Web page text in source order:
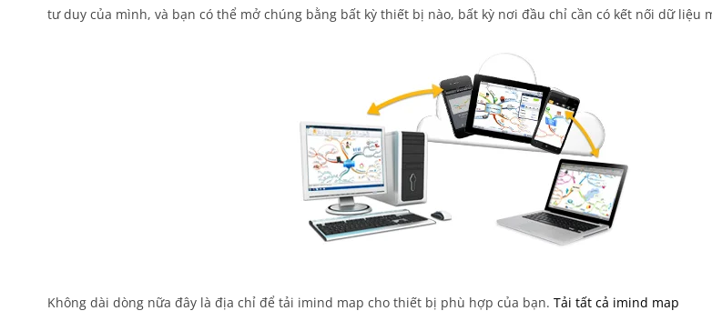
tư duy của mình, và bạn có thể mở chúng bằng bất kỳ thiết bị nào, bất kỳ nơi đầu chỉ cần có kết nối dữ liệu
Không dài dòng nữa đây là địa chỉ để tải imind map cho thiết bị phù hợp của bạn. Tải tất cả imind map